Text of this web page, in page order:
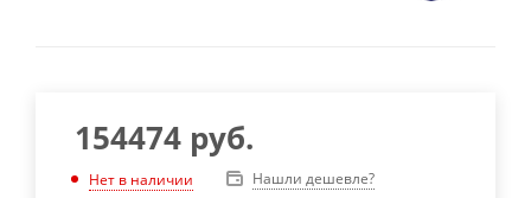
154474 руб.
Нет в наличии Нашли дешевле?